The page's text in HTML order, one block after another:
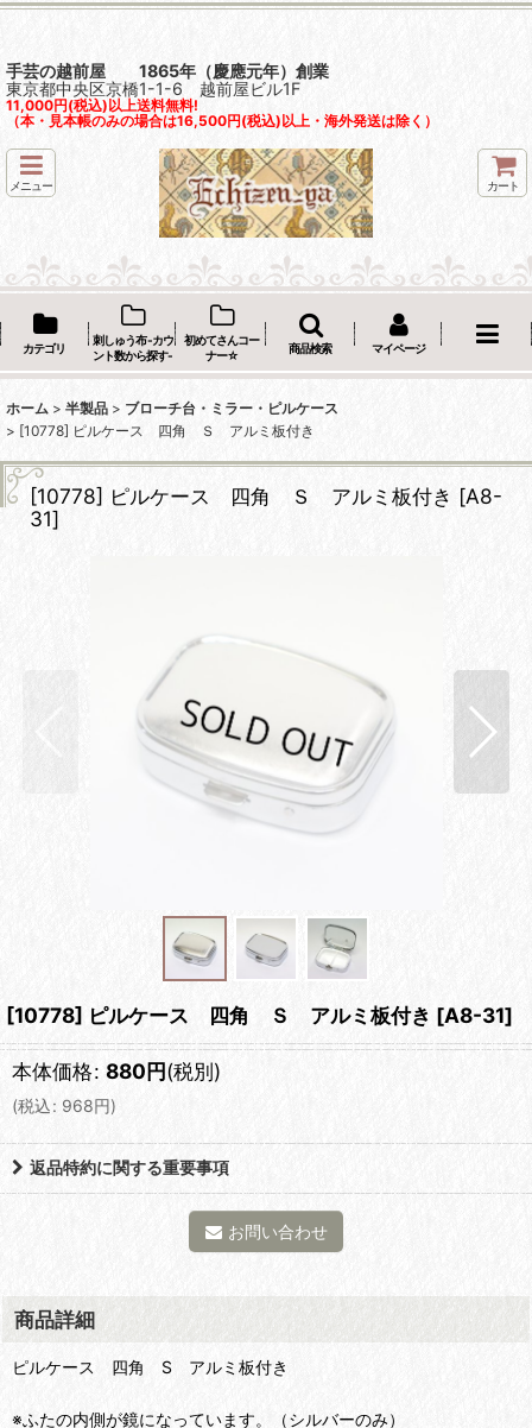
手芸の越前屋 1865年（慶應元年）創業
東京都中央区京橋1-1-6 越前屋ビル1F
11,000円(税込)以上送料無料!
（本・見本帳のみの場合は16,500円(税込)以上・海外発送は除く）
メニュー カート
カテゴリ
刺しゅう布 -カウ
ント数から探す-
初めてさんコー
ナー☆
商品検索 マイページ
ホーム > 半製品 > ブローチ台・ミラー・ピルケース
> [10778] ピルケース 四角 Ｓ アルミ板付き
[10778] ピルケース 四角 Ｓ アルミ板付き [A8-
31]
[10778] ピルケース 四角 Ｓ アルミ板付き [A8-31]
本体価格: 880円(税別)
(税込: 968円)
返品特約に関する重要事項
お問い合わせ
商品詳細
ピルケース 四角 S アルミ板付き
※ふたの内側が鏡になっています。（シルバーのみ）